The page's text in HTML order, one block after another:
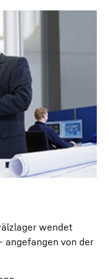
wendet
angefangen von der